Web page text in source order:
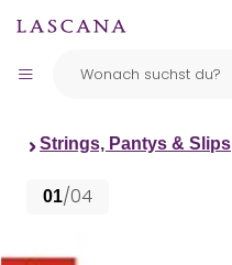
Strings, Pantys & Slips
01/04